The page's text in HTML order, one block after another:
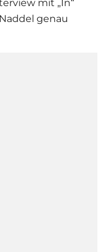
mit „In“
genau